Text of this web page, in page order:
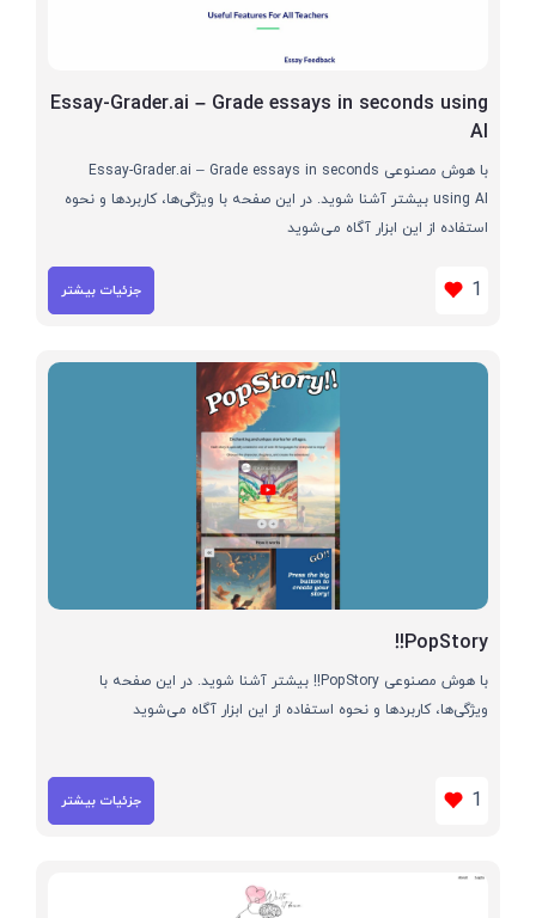
Essay-Grader.ai – Grade essays in seconds using
AI
با هوش مصنوعی Essay-Grader.ai – Grade essays in seconds
using AI بیشتر آشنا شوید. در این صفحه با ویژگی‌ها، کاربردها و نحوه
استفاده از این ابزار آگاه می‌شوید
1 جزئیات بیشتر
PopStory!!
با هوش مصنوعی PopStory!! بیشتر آشنا شوید. در این صفحه با
ویژگی‌ها، کاربردها و نحوه استفاده از این ابزار آگاه می‌شوید
1 جزئیات بیشتر